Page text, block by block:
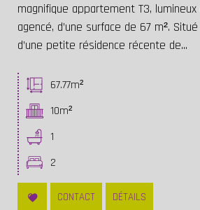
magnifique appartement T3,
agencé, d’une surface de 67 m².
d’une petite résidence récente de...
67.77m²
10m²
1
2
CONTACT DÉTAILS